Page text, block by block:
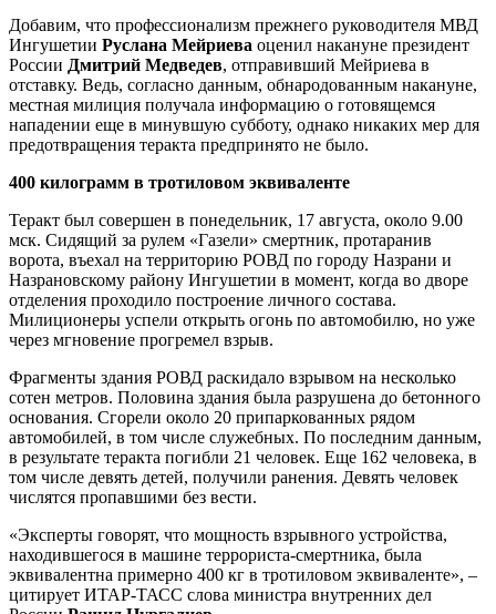
Добавим, что профессионализм прежнего руководителя МВД
Ингушетии Руслана Мейриева оценил накануне президент
России Дмитрий Медведев, отправивший Мейриева в
отставку. Ведь, согласно данным, обнародованным накануне,
местная милиция получала информацию о готовящемся
нападении еще в минувшую субботу, однако никаких мер для
предотвращения теракта предпринято не было.
400 килограмм в тротиловом эквиваленте
Теракт был совершен в понедельник, 17 августа, около 9.00
мск. Сидящий за рулем «Газели» смертник, протаранив
ворота, въехал на территорию РОВД по городу Назрани и
Назрановскому району Ингушетии в момент, когда во дворе
отделения проходило построение личного состава.
Милиционеры успели открыть огонь по автомобилю, но уже
через мгновение прогремел взрыв.
Фрагменты здания РОВД раскидало взрывом на несколько
сотен метров. Половина здания была разрушена до бетонного
основания. Сгорели около 20 припаркованных рядом
автомобилей, в том числе служебных. По последним данным,
в результате теракта погибли 21 человек. Еще 162 человека, в
том числе девять детей, получили ранения. Девять человек
числятся пропавшими без вести.
«Эксперты говорят, что мощность взрывного устройства,
находившегося в машине террориста-смертника, была
эквивалентна примерно 400 кг в тротиловом эквиваленте», –
цитирует ИТАР-ТАСС слова министра внутренних дел